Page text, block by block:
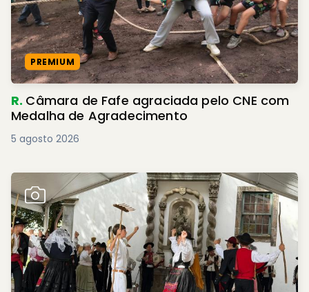
PREMIUM
R. Câmara de Fafe agraciada pelo CNE com
Medalha de Agradecimento
5 agosto 2026